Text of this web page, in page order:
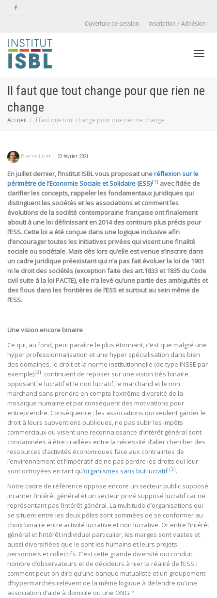
Ouverture de session Inscription / Adhésion
Il faut que tout change pour que rien ne
change
Accueil Il faut que tout change pour que rien ne change
Pierre Liret | 23 février 2021
En juillet dernier, l’Institut ISBL vous proposait uneréflexion sur le
périmètre de l’Economie Sociale et Solidaire (ESS)[1] avec l’idée de
clarifier les concepts, rappeler les fondamentaux juridiques qui
distinguent les sociétés et les associations et comment les
évolutions de la société contemporaine française ont finalement
abouti à une loi définissant en 2014 des contours plus précis pour
l’ESS. Cette loi a été conçue dans une logique inclusive afin
d’encourager toutes les initiatives privées qui visent une finalité
sociale ou sociétale. Mais dès lors qu’elle est venue s’inscrire dans
un cadre juridique préexistant qui n’a pas fait évoluer la loi de 1901
ni le droit des sociétés (exception faite des art.1833 et 1835 du Code
civil suite à la loi PACTE), elle n’a levé qu’une partie des ambiguïtés et
des flous dans les frontières de l’ESS et surtout au sein même de
l’ESS.
Une vision encore binaire
Ce qui, au fond, peut paraître le plus étonnant, c’est que malgré une
hyper professionnalisation et une hyper spécialisation dans bien
des domaines, le droit et la norme institutionnelle (de type INSEE par
exemple)[2]
continuent de reposer sur une vision très binaire
opposant le lucratif et le non lucratif, le marchand et le non
marchand sans prendre en compte l’extrême diversité de la
mosaïque humaine et par conséquent des motivations pour
entreprendre. Conséquence : les associations qui veulent garder le
droit à leurs subventions publiques, ne pas subir les impôts
commerciaux ou visent une reconnaissance d’intérêt général sont
condamnées à être tiraillées entre la nécessité d’aller chercher des
ressources d’activités économiques face aux contraintes de
l’environnement et l’impératif de ne pas perdre les droits qui leur
sont octroyées en tant qu’organismes sans but lucratif [3].
Notre cadre de référence oppose encore un secteur public supposé
incarner l’intérêt général et un secteur privé supposé lucratif car ne
représentant pas l’intérêt général. La multitude d’organisations qui
se situent entre les deux pôles sont sommées de se conformer au
choix binaire entre activité lucrative et non lucrative. Or entre l’intérêt
général et l’intérêt individuel particulier, les marges sont vastes et
aussi diversifiées que le sont les humains et leurs projets
personnels et collectifs. C’est cette grande diversité qui conduit
nombre d’observateurs et de décideurs à nier la réalité de l’ESS :
comment peut-on dire qu’une banque mutualiste et un groupement
d’hypermarchés relèvent de la même logique à défendre qu’une
association d’aide à domicile ou une ONG ?